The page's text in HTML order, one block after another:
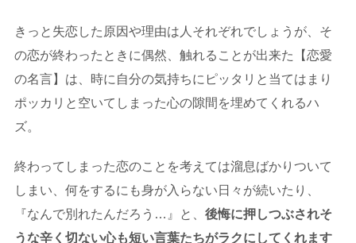
きっと失恋した原因や理由は人それぞれでしょうが、そ
の恋が終わったときに偶然、触れることが出来た【恋愛
の名言】は、時に自分の気持ちにピッタリと当てはまり
ポッカリと空いてしまった心の隙間を埋めてくれるハ
ズ。
終わってしまった恋のことを考えては溜息ばかりついて
しまい、何をするにも身が入らない日々が続いたり、
『なんで別れたんだろう…』と、 後悔に押しつぶされそ
うな辛く切ない心も短い言葉たちがラクにしてくれます